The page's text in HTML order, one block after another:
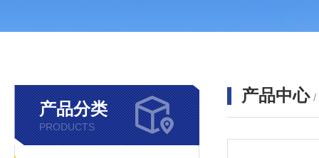
产品分类
PRODUCTS
产品中心 /